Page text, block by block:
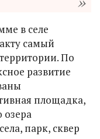
в селе
самый
По
развитие
площадка,
озера
парк, сквер